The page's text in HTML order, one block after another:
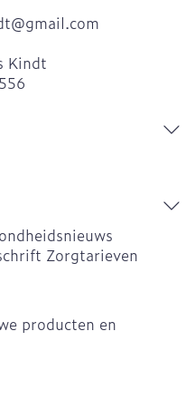
gmail.com
Kindt
Zorgtarieven
producten en